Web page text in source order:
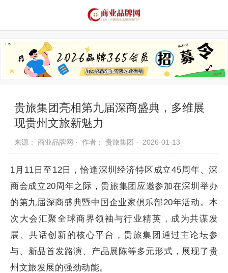
推荐品牌 品牌故事
贵旅集团亮相第九届深商盛典，多维展
现贵州文旅新魅力
来源： 商业品牌网 · 作者： 贵旅集团 · 2026-01-13
1月11日至12日，恰逢深圳经济特区成立45周年、深
商会成立20周年之际，贵旅集团应邀参加在深圳举办
的第九届深商盛典暨中国企业家俱乐部20年活动。本
次大会汇聚全球商界领袖与行业精英，成为共谋发
展、共话创新的核心平台，贵旅集团通过主论坛参
与、新品首发路演、产品展陈等多元形式，展现了贵
州文旅发展的强劲动能。